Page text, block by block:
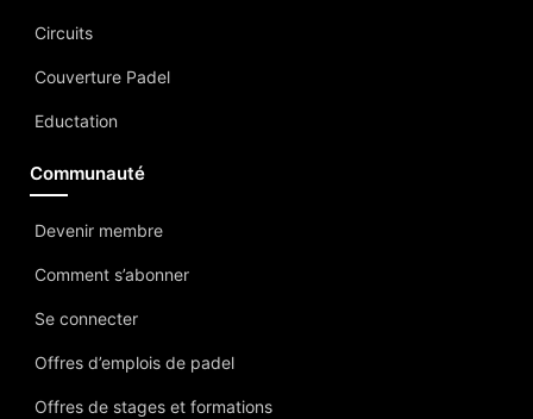
Circuits
Couverture Padel
Eductation
Communauté
Devenir membre
Comment s’abonner
Se connecter
Offres d’emplois de padel
Offres de stages et formations